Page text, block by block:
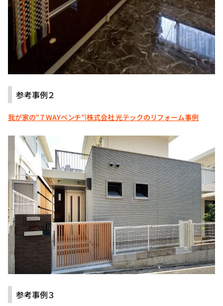
参考事例２
我が家の”７WAYベンチ”|株式会社 光テックのリフォーム事例
参考事例３